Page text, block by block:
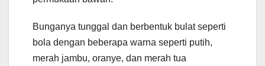
Bunganya tunggal dan berbentuk bulat seperti
bola dengan beberapa warna seperti putih,
merah jambu, oranye, dan merah tua